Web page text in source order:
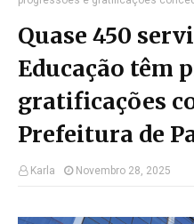
Quase 450
Educação têm
gratificações
Prefeitura de
Karla Novembro 28, 2025